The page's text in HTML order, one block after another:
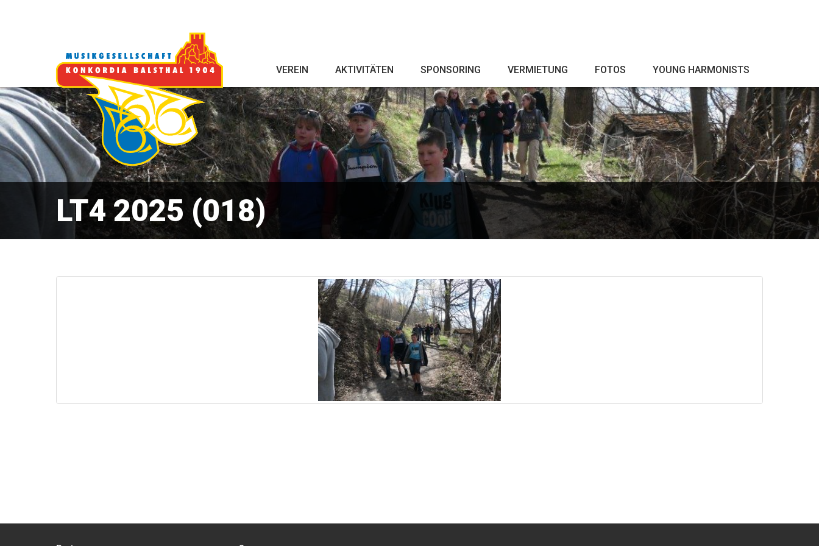
VEREIN AKTIVITÄTEN SPONSORING VERMIETUNG FOTOS YOUNG HARMONISTS
LT4 2025 (018)